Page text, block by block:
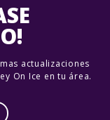
actualizaciones
On Ice en tu área.